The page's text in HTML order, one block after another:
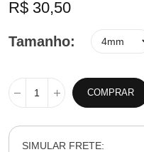
R$ 30,50
Tamanho
COMPRAR
SIMULAR FRETE: